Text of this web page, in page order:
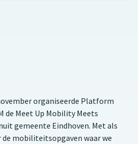
organiseerde Platform
de Meet Up Mobility Meets
gemeente Eindhoven. Met als
de mobiliteitsopgaven waar we